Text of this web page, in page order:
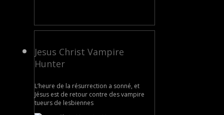
Jesus Christ Vampire
Hunter
L’heure de la résurrection a sonné, et
Jésus est de retour contre des vampire
tueurs de lesbiennes